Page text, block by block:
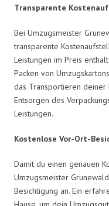
Transparente
Bei Umzugsmeister
transparente
Leistungen im Preis
Packen von
das Transportieren
Entsorgen des
Leistungen.
Kostenlose Vor-Ort-
Damit du einen genauen
Umzugsmeister
Besichtigung an. Ein